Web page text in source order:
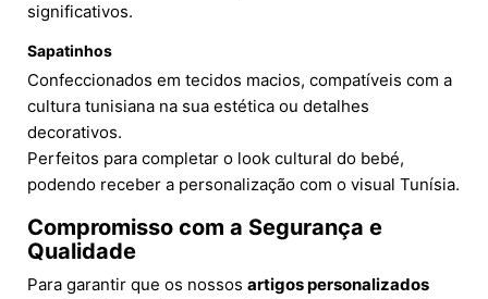
significativos.
Sapatinhos
Confeccionados em tecidos macios, compatíveis com a
cultura tunisiana na sua estética ou detalhes
decorativos.
Perfeitos para completar o look cultural do bebé,
podendo receber a personalização com o visual Tunísia.
Compromisso com a Segurança e
Qualidade
Para garantir que os nossos artigos personalizados